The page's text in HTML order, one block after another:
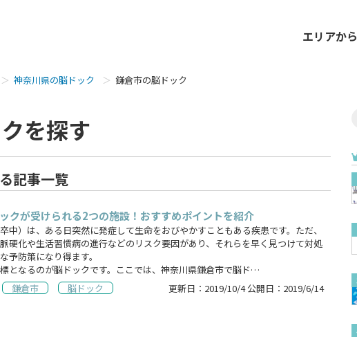
エリアから
神奈川県の脳ドック 鎌倉市の脳ドック
を探す
記事一覧
クが受けられる2つの施設！おすすめポイントを紹介
中）は、ある日突然に発症して生命をおびやかすこともある疾患です。ただ、
硬化や生活習慣病の進行などのリスク要因があり、それらを早く見つけて対処
予防策になり得ます。
となるのが脳ドックです。ここでは、神奈川県鎌倉市で脳ド…
鎌倉市 脳ドック 更新日： 2019/10/4 公開日： 2019/6/14